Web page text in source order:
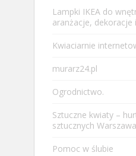
Lampki IKEA do
aranżacje, dekoracje
Kwiaciarnie
murarz24.pl
Ogrodnictwo.
Sztuczne kwiaty –
sztucznych
Pomoc w ślubie